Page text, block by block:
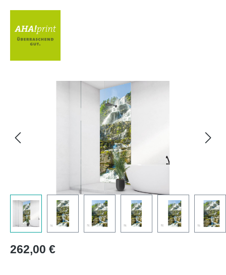
Regulärer Preis:
262,00 €